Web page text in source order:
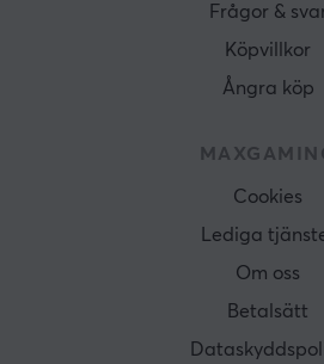
Frågor &
Köpvillkor
Ångra köp
Cookies
Lediga
Om oss
Betalsätt